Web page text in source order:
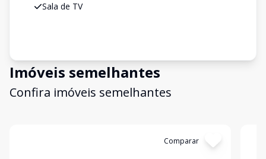
Sala de TV
Imóveis semelhantes
Confira imóveis semelhantes
Comparar